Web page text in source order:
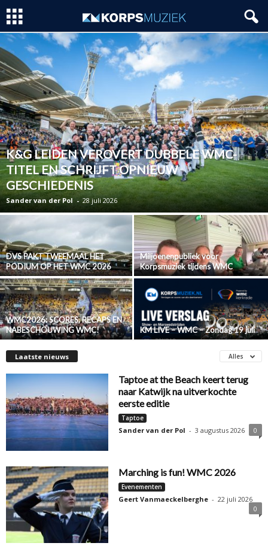
K&G LEIDEN VEROVERT DUBBELE WMC-
TITEL EN SCHRIJFT OPNIEUW
GESCHIEDENIS
Sander van der Pol - 28 juli 2026
DVS PAKT TWEEMAAL HET
PODIUM OP HET WMC 2026
Miljoenenpubliek voor
Korpsmuziek tijdens WMC
WMC2026: SCORES, RECAPS EN
NABESCHOUWING WMC!
KM LIVE – WMC – Zondag 19 juli
Laatste nieuws Alles
Taptoe at the Beach keert terug
naar Katwijk na uitverkochte
eerste editie
Taptoe
Sander van der Pol - 3 augustus 2026 0
Marching is fun! WMC 2026
Evenementen
Geert Vanmaeckelberghe - 22 juli 2026
0